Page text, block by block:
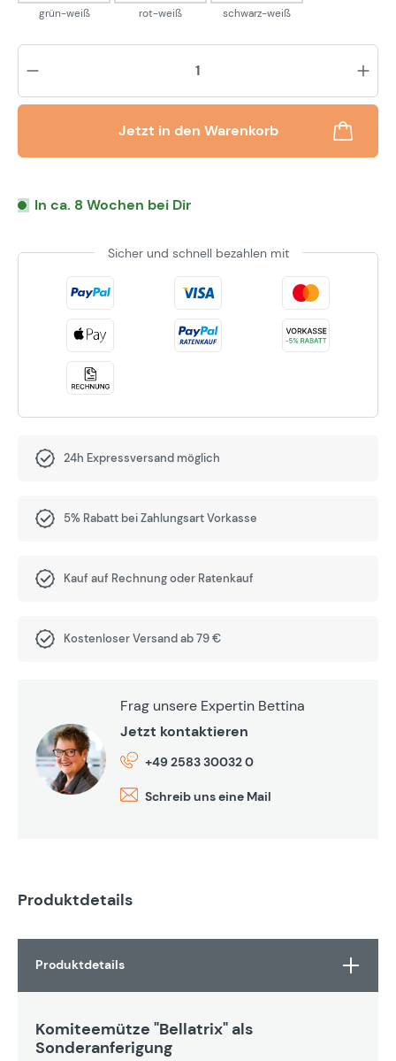
grün-weiß rot-weiß schwarz-weiß
Jetzt in den Warenkorb
In ca. 8 Wochen bei Dir
Sicher und schnell bezahlen mit
24h Expressversand möglich
5% Rabatt bei Zahlungsart Vorkasse
Kauf auf Rechnung oder Ratenkauf
Kostenloser Versand ab 79 €
Frag unsere Expertin Bettina
Jetzt kontaktieren
+49 2583 30032 0
Schreib uns eine Mail
Produktdetails
Produktdetails
Komiteemütze "Bellatrix" als
Sonderanferigung